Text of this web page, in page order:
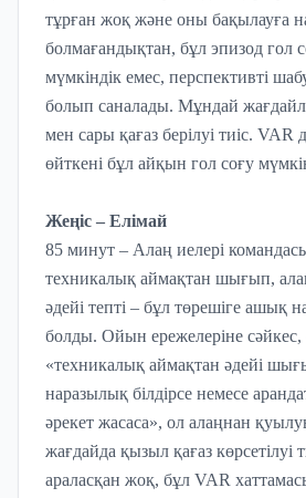
тұрған жоқ және оны бақылауға
болмағандықтан, бұл эпизод гол
мүмкіндік емес, перспективті
болып саналады. Мұндай
мен сары қағаз берілуі тиіс. VAR
өйткені бұл айқын гол соғу
Жеңіс – Елімай
85 минут – Алаң иелері
техникалық аймақтан шығып,
әдейі тепті – бұл төрешіге ашық
болды. Ойын ережелеріне сәйкес,
«техникалық аймақтан әдейі
наразылық білдірсе немесе
әрекет жасаса», ол алаңнан
жағдайда қызыл қағаз көрсетілуі
араласқан жоқ, бұл VAR